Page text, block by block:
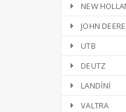
NEW
JOHN DEERE
UTB
DEUTZ
LANDİNİ
VALTRA